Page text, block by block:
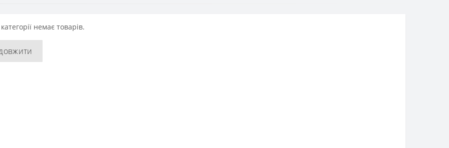
немає товарів.